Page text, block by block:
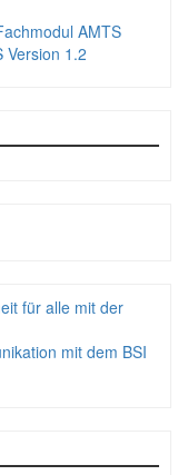
AMTS
Version 1.2
für alle mit der
mit dem BSI